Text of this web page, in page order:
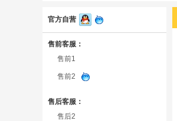
官方自营
售前客服：
售前1
售前2
售后客服：
售后2